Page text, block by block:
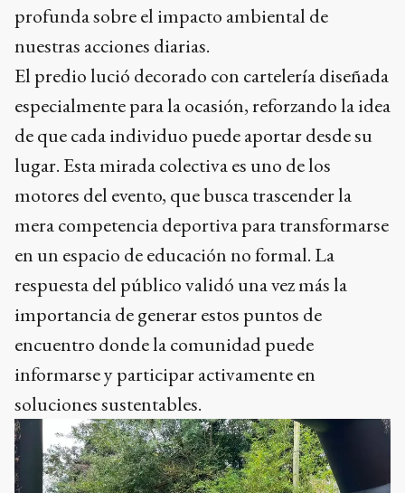
profunda sobre el impacto ambiental de
nuestras acciones diarias.
El predio lució decorado con cartelería diseñada
especialmente para la ocasión, reforzando la idea
de que cada individuo puede aportar desde su
lugar. Esta mirada colectiva es uno de los
motores del evento, que busca trascender la
mera competencia deportiva para transformarse
en un espacio de educación no formal. La
respuesta del público validó una vez más la
importancia de generar estos puntos de
encuentro donde la comunidad puede
informarse y participar activamente en
soluciones sustentables.